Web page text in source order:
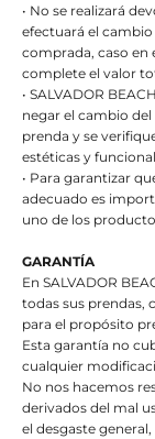
• No se realizará
efectuará el
comprada, caso en
complete el valor
• SALVADOR
negar el cambio
prenda y se
estéticas y
• Para garantizar
adecuado es
uno de los
GARANTÍA
En SALVADOR
todas sus prendas,
para el propósito
Esta garantía no
cualquier
No nos hacemos
derivados del mal
el desgaste